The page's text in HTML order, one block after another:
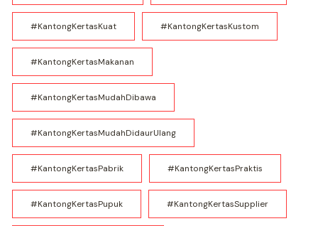
#KantongKertasKuat #KantongKertasKustom
#KantongKertasMakanan
#KantongKertasMudahDibawa
#KantongKertasMudahDidaurUlang
#KantongKertasPabrik #KantongKertasPraktis
#KantongKertasPupuk #KantongKertasSupplier